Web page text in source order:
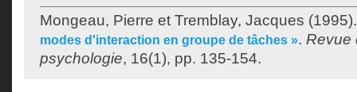
Mongeau, Pierre et Tremblay, Jacques
modes d'interaction en groupe de tâches ». Revue
psychologie, 16(1), pp. 135-154.